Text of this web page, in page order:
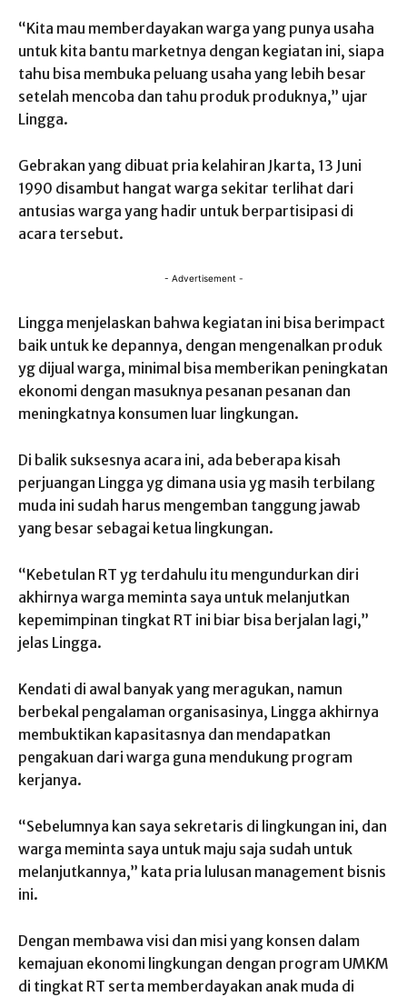
“Kita mau memberdayakan warga yang punya usaha
untuk kita bantu marketnya dengan kegiatan ini, siapa
tahu bisa membuka peluang usaha yang lebih besar
setelah mencoba dan tahu produk produknya,” ujar
Lingga.
Gebrakan yang dibuat pria kelahiran Jkarta, 13 Juni
1990 disambut hangat warga sekitar terlihat dari
antusias warga yang hadir untuk berpartisipasi di
acara tersebut.
- Advertisement -
Lingga menjelaskan bahwa kegiatan ini bisa berimpact
baik untuk ke depannya, dengan mengenalkan produk
yg dijual warga, minimal bisa memberikan peningkatan
ekonomi dengan masuknya pesanan pesanan dan
meningkatnya konsumen luar lingkungan.
Di balik suksesnya acara ini, ada beberapa kisah
perjuangan Lingga yg dimana usia yg masih terbilang
muda ini sudah harus mengemban tanggung jawab
yang besar sebagai ketua lingkungan.
“Kebetulan RT yg terdahulu itu mengundurkan diri
akhirnya warga meminta saya untuk melanjutkan
kepemimpinan tingkat RT ini biar bisa berjalan lagi,”
jelas Lingga.
Kendati di awal banyak yang meragukan, namun
berbekal pengalaman organisasinya, Lingga akhirnya
membuktikan kapasitasnya dan mendapatkan
pengakuan dari warga guna mendukung program
kerjanya.
“Sebelumnya kan saya sekretaris di lingkungan ini, dan
warga meminta saya untuk maju saja sudah untuk
melanjutkannya,” kata pria lulusan management bisnis
ini.
Dengan membawa visi dan misi yang konsen dalam
kemajuan ekonomi lingkungan dengan program UMKM
di tingkat RT serta memberdayakan anak muda di